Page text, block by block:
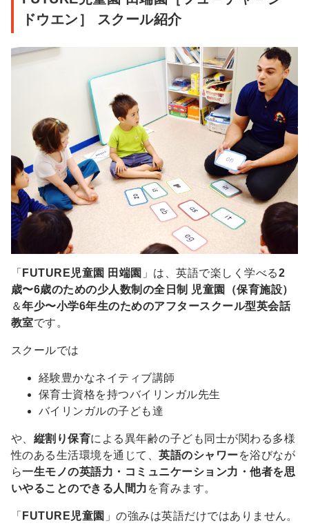
ドウエン］ スクール紹介
「 FUTURE児童園 田端園 」は、英語で楽しく学べる2
歳〜6歳のための少人数制の全日制 児童園（保育施設）
＆年少〜小学6年生のためのアフタースクール型英会話
教室です。
スクールでは
経験豊かなネイティブ講師
保育士資格を持つバイリンガル先生
バイリンガルの子ども達
や、 縦割り保育による異年齢の子ども同士が関わる多様
性のある生活環境を通じて、英語のシャワーを浴びなが
ら一生モノの英語力・コミュニケーション力・他者を思
いやることのできる人間力 を育みます。
「 FUTURE児童園 」の強みは英語だけではありません。